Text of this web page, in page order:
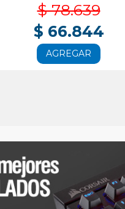
$ 78.639
$ 66.844
AGREGAR